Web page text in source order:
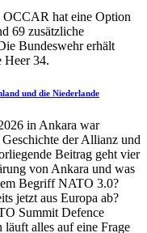
und die Niederlande